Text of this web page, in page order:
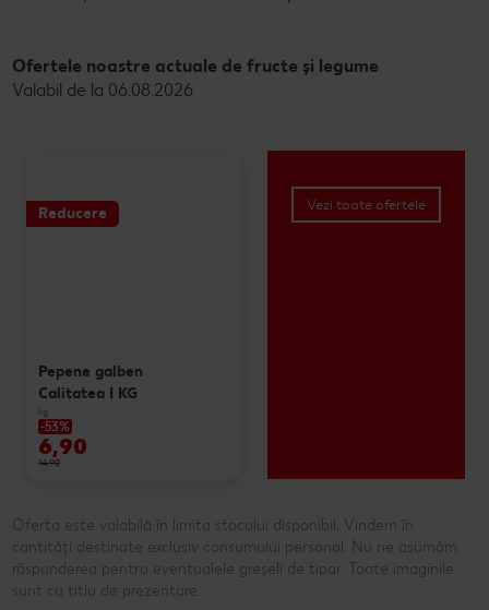
Ofertele noastre actuale de fructe și legume
Valabil de la 06.08.2026
Reducere
Pepene galben
Calitatea I KG
kg
-53%
6,90
14,90
Vezi toate ofertele
Oferta este valabilă în limita stocului disponibil. Vindem în
cantități destinate exclusiv consumului personal. Nu ne asumăm
răspunderea pentru eventualele greșeli de tipar. Toate imaginile
sunt cu titlu de prezentare.